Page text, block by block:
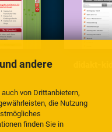
andere
von Drittanbietern,
die Nutzung
finden Sie in